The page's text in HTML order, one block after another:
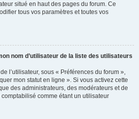
situé en haut des pages du forum. Ce
tous vos paramètres et toutes vos
nom d’utilisateur de la liste des utilisateurs
l’utilisateur, sous « Préférences du forum »,
mon statut en ligne ». Si vous activez cette
des administrateurs, des modérateurs et de
comme étant un utilisateur